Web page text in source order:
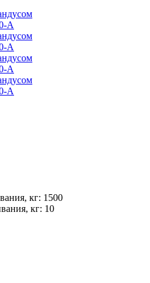
кг: 1500
кг: 10